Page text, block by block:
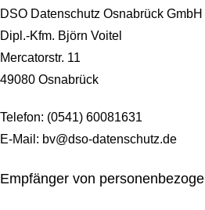
DSO Datenschutz Osnabrück GmbH
Dipl.-Kfm. Björn Voitel
Mercatorstr. 11
49080 Osnabrück
Telefon: (0541) 60081631
E-Mail: bv@dso-datenschutz.de
Empfänger von